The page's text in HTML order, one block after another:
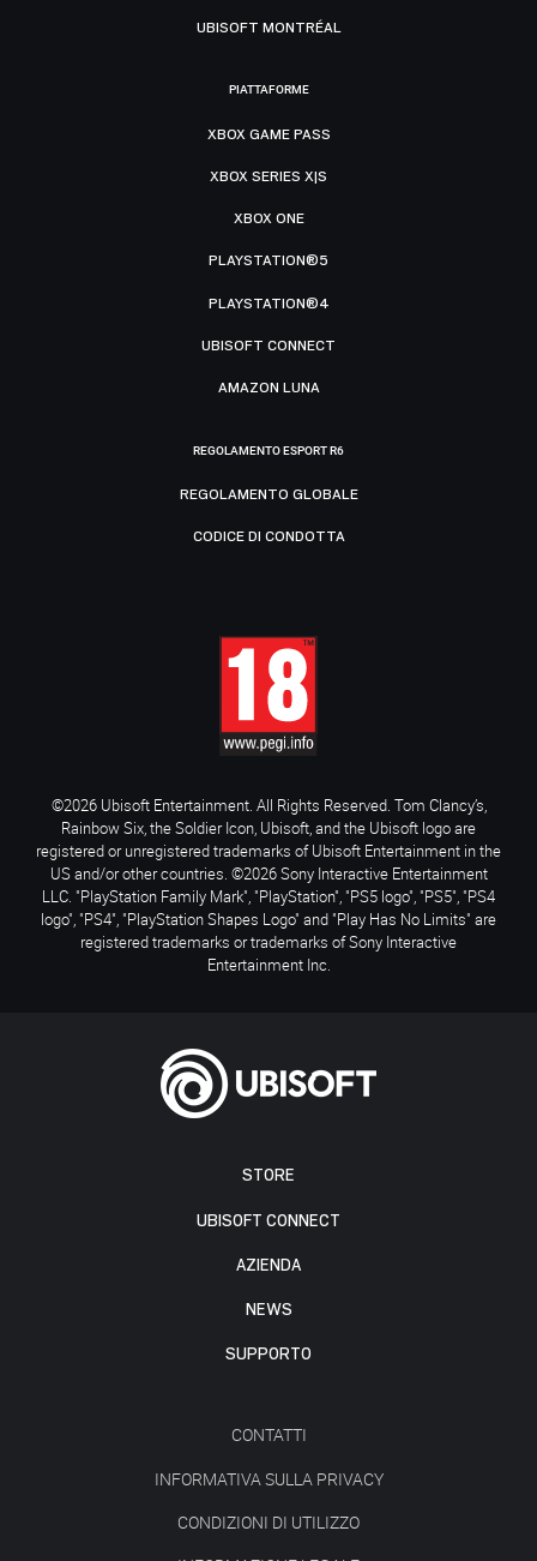
STORE
UBISOFT CONNECT
AZIENDA
NEWS
SUPPORTO
CONTATTI
INFORMATIVA SULLA PRIVACY
CONDIZIONI DI UTILIZZO
UBISOFT MONTRÉAL
PIATTAFORME
XBOX GAME PASS
XBOX SERIES X|S
XBOX ONE
PLAYSTATION®5
PLAYSTATION®4
UBISOFT CONNECT
AMAZON LUNA
REGOLAMENTO ESPORT R6
REGOLAMENTO GLOBALE
CODICE DI CONDOTTA
©2026 Ubisoft Entertainment. All Rights Reserved. Tom Clancy’s,
Rainbow Six, the Soldier Icon, Ubisoft, and the Ubisoft logo are
registered or unregistered trademarks of Ubisoft Entertainment in the
US and/or other countries. ©2026 Sony Interactive Entertainment
LLC. "PlayStation Family Mark", "PlayStation", "PS5 logo", "PS5", "PS4
logo", "PS4", "PlayStation Shapes Logo" and "Play Has No Limits" are
registered trademarks or trademarks of Sony Interactive
Entertainment Inc.